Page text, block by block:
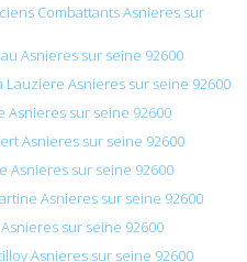
Combattants Asnieres sur
Asnieres sur seine 92600
Asnieres sur seine 92600
Asnieres sur seine 92600
Asnieres sur seine 92600
Asnieres sur seine 92600
Asnieres sur seine 92600
sur seine 92600
Asnieres sur seine 92600